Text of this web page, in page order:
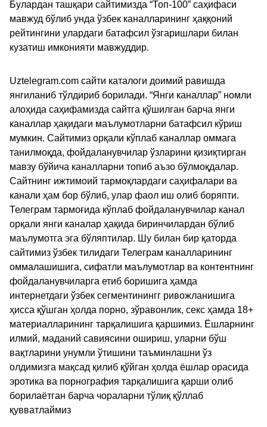
Булардан ташқари сайтимизда “Топ-100” саҳифаси
мавжуд бўлиб унда ўзбек каналларининг ҳаққоний
рейтингини улардаги батафсил ўзгаришлари билан
кузатиш имконияти мавжуддир.
Uztelegram.com сайти каталоги доимий равишда
янгиланиб тўлдириб борилади. “Янги каналлар” номли
алоҳида саҳифамизда сайтга қўшилган барча янги
каналлар ҳақидаги маълумотларни батафсил кўриш
мумкин. Сайтимиз орқали кўплаб каналлар оммага
танилмоқда, фойдаланувчилар ўзларини қизиқтирган
мавзу бўйича каналларни топиб аъзо бўлмоқдалар.
Сайтнинг ижтимоий тармоқлардаги саҳифалари ва
канали ҳам бор бўлиб, улар фаол иш олиб боряпти.
Телеграм тармоғида кўплаб фойдаланувчилар канал
орқали янги каналар ҳақида биринчилардан бўлиб
маълумотга эга бўляптилар. Шу билан бир қаторда
сайтимиз ўзбек тилидаги Телеграм каналларининг
оммалашишига, сифатли маълумотлар ва контентнинг
фойдаланувчиларга етиб боришига ҳамда
интернетдаги ўзбек сегментинингг ривожланишига
ҳисса қўшган ҳолда порно, зўравонлик, секс ҳамда 18+
материалларининг тарқалишига қаршимиз. Ёшларнинг
илмий, маданий савиясини ошириш, уларни бўш
вақтларини унумли ўтишини таъминлашни ўз
олдимизга мақсад қилиб қўйган ҳолда ёшлар орасида
эротика ва порнография тарқалишига қарши олиб
борилаётган барча чораларни тўлиқ қўллаб
қувватлаймиз